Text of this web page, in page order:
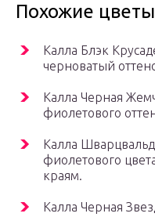
Похожие цветы
Калла Блэк
черноватый
Калла Черная
фиолетового
Калла
фиолетового
краям.
Калла Черная